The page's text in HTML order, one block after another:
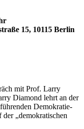
15, 10115 Berlin
mit Prof. Larry
Diamond lehrt an der
Demokra­tie­
„demokra­ti­schen